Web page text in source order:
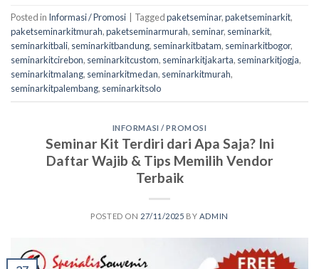
Posted in Informasi / Promosi Taggedpaketseminar,paketseminarkit,
paketseminarkitmurah,paketseminarmurah, seminar, seminarkit,
seminarkitbali, seminarkitbandung, seminarkitbatam, seminarkitbogor,
seminarkitcirebon, seminarkitcustom, seminarkitjakarta, seminarkitjogja,
seminarkitmalang, seminarkitmedan, seminarkitmurah,
seminarkitpalembang, seminarkitsolo
INFORMASI / PROMOSI
Seminar Kit Terdiri dari Apa Saja? Ini
Daftar Wajib & Tips Memilih Vendor
Terbaik
POSTED ON 27/11/2025 BY ADMIN